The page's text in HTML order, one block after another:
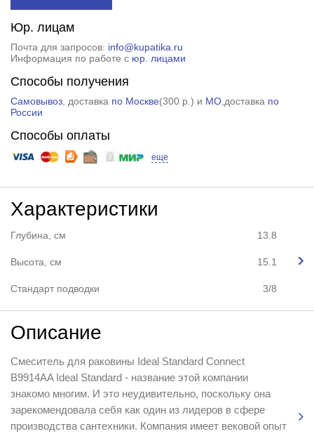
Юр. лицам
Почта для запросов: info@kupatika.ru
Информация по работе с юр. лицами
Способы получения
Самовывоз, доставка по Москве(300 р. ) и МО,доставка по
России
Способы оплаты
еще
Характеристики
Глубина, см 13.8
Высота, см 15.1
Стандарт подводки 3/8
Описание
Смеситель для раковины Ideal Standard Connect
B9914AA Ideal Standard - название этой компании
знакомо многим. И это неудивительно, поскольку она
зарекомендовала себя как один из лидеров в сфере
производства сантехники. Компания имеет вековой опыт